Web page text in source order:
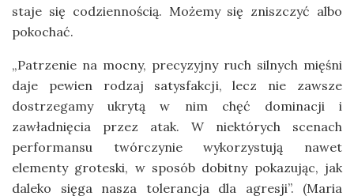
staje się codziennością. Możemy się zniszczyć albo
pokochać.
„Patrzenie na mocny, precyzyjny ruch silnych mięśni
daje pewien rodzaj satysfakcji, lecz nie zawsze
dostrzegamy ukrytą w nim chęć dominacji i
zawładnięcia przez atak. W niektórych scenach
performansu twórczynie wykorzystują nawet
elementy groteski, w sposób dobitny pokazując, jak
daleko sięga nasza tolerancja dla agresji”. (Maria